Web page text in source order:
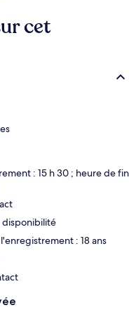
cet
: 15 h 30 ; heure de fin
disponibilité
: 18 ans